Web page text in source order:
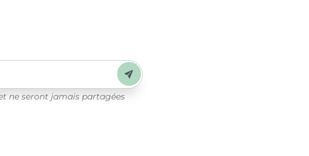
ne seront jamais partagées
Envoyer